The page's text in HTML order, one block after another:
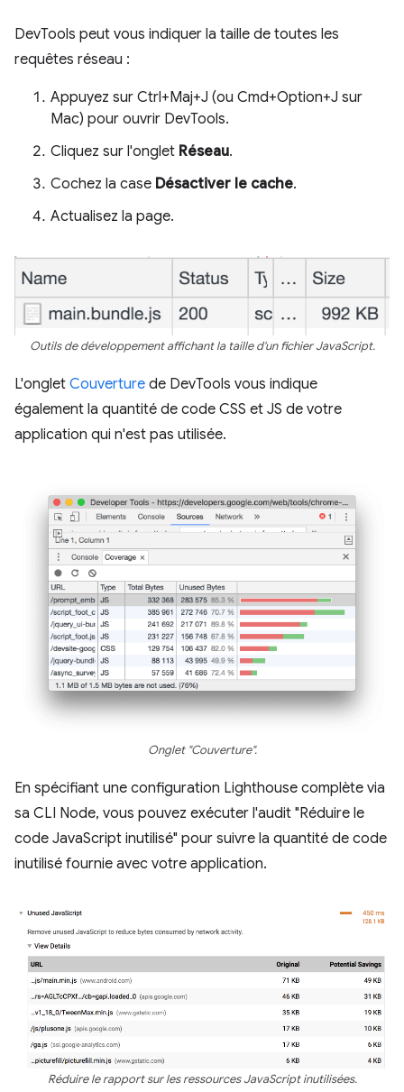
DevTools peut vous indiquer la taille de toutes les
requêtes réseau :
Appuyez sur Ctrl+Maj+J (ou Cmd+Option+J sur
Mac) pour ouvrir DevTools.
Cliquez sur l'onglet Réseau.
Cochez la case Désactiver le cache.
Actualisez la page.
Outils de développement affichant la taille d'un fichier JavaScript.
L'onglet Couverture de DevTools vous indique
également la quantité de code CSS et JS de votre
application qui n'est pas utilisée.
Onglet "Couverture".
En spécifiant une configuration Lighthouse complète via
sa CLI Node, vous pouvez exécuter l'audit "Réduire le
code JavaScript inutilisé" pour suivre la quantité de code
inutilisé fournie avec votre application.
Réduire le rapport sur les ressources JavaScript inutilisées.